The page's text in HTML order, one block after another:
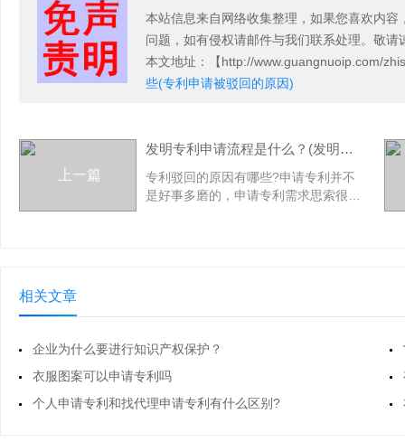
本站信息来自网络收集整理，如果您喜欢内
问题，如有侵权请邮件与我们联系处理。敬请
本文地址 ：【http://www.guangnuoip.com/
些(专利申请被驳回的原因)
上一篇
发明专利申请流程是什么？(发明专利申请审批流程)
专利驳回的原因有哪些?申请专利并不
是好事多磨的，申请专利需求思索很多
计专利申请初步检查时
相关文章
企业为什么要进行知识产权保护？
衣服图案可以申请专利吗
个人申请专利和找代理申请专利有什么区别?